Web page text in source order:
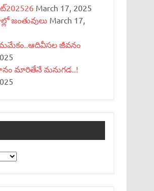
March 17, 2025
జంతువులు March 17,
మమేకం..ఆదివీసల జీవనం
మారితేనే మనుగడ..!